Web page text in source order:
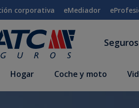
corporativa eMediador
Seguros
Hogar Coche y moto